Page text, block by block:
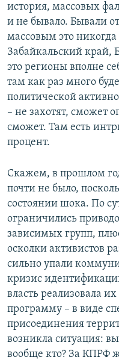
история, массовых
и не бывало. Бывали
массовым это никогда
Забайкальский край,
это регионы вполне
там как раз много
политической
– не захотят, сможет
сможет. Там есть
процент.
Скажем, в прошлом
почти не было,
состоянии шока. По
ограничились
зависимых групп,
осколки активистов
сильно упали
кризис
власть реализовала
программу – в виде
присоединения
возникла ситуация:
вообще кто? За КПРФ